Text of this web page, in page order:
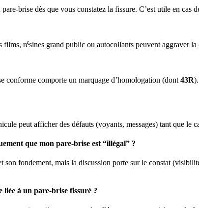
brise dès que vous constatez la fissure. C’est utile en cas
films, résines grand public ou autocollants peuvent aggraver
conforme comporte un marquage d’homologation (dont 43R
peut afficher des défauts (voyants, messages) tant que le
que mon pare-brise est “illégal” ?
fondement, mais la discussion porte sur le constat
liée à un pare-brise fissuré ?